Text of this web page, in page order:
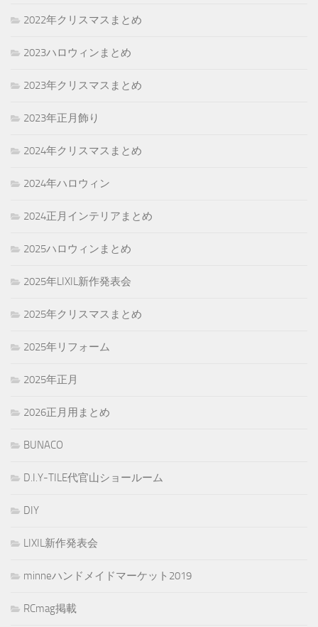
2022年クリスマスまとめ
2023ハロウィンまとめ
2023年クリスマスまとめ
2023年正月飾り
2024年クリスマスまとめ
2024年ハロウィン
2024正月インテリアまとめ
2025ハロウィンまとめ
2025年LIXIL新作発表会
2025年クリスマスまとめ
2025年リフォーム
2025年正月
2026正月用まとめ
BUNACO
D.I.Y-TILE代官山ショールーム
DIY
LIXIL新作発表会
minneハンドメイドマーケット2019
RCmag掲載